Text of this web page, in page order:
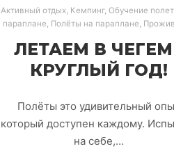
Активный отдых, Кемпинг, Обучение
параплане, Полёты на параплане,
ЛЕТАЕМ В
КРУГЛЫЙ ГОД!
Полёты это удивительный
который доступен каждому.
на себе,…